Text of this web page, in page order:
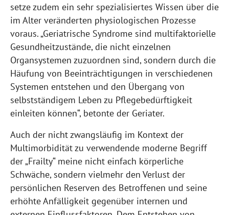
setze zudem ein sehr spezialisiertes Wissen über die
im Alter veränderten physiologischen Prozesse
voraus. „Geriatrische Syndrome sind multifaktorielle
Gesundheitzustände, die nicht einzelnen
Organsystemen zuzuordnen sind, sondern durch die
Häufung von Beeinträchtigungen in verschiedenen
Systemen entstehen und den Übergang von
selbstständigem Leben zu Pflegebedürftigkeit
einleiten können“, betonte der Geriater.
Auch der nicht zwangsläufig im Kontext der
Multimorbidität zu verwendende moderne Begriff
der „Frailty“ meine nicht einfach körperliche
Schwäche, sondern vielmehr den Verlust der
persönlichen Reserven des Betroffenen und seine
erhöhte Anfälligkeit gegenüber internen und